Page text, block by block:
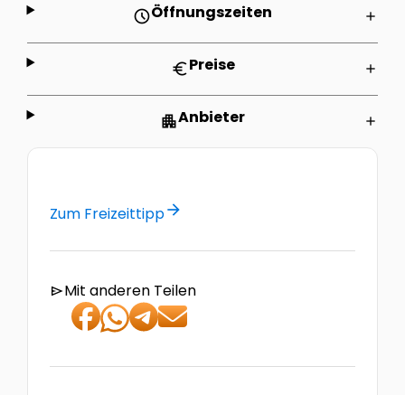
scheduleÖffnungszeiten add
euroPreise add
apartmentAnbieter add
Zum Freizeittipparrow_forward
sendMit anderen Teilen